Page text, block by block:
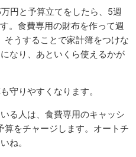
円と予算立てをしたら、5週
。食費専用の財布を作って週
そうすることで家計簿をつけな
なり、あといくら使えるかが
守りやすくなります。
る人は、食費専用のキャッシ
算をチャージします。オートチ
ね。